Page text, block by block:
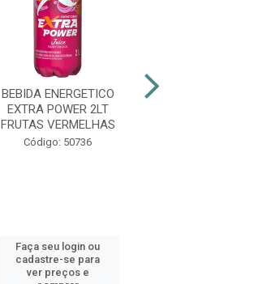
BEBIDA ENERGETICO
EXTRA POWER 2LT
FRUTAS VERMELHAS
Código: 50736
Faça seu login ou
cadastre-se para
ver preços e